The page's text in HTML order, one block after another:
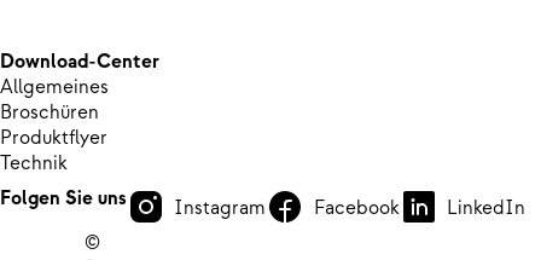
Download-Center
Allgemeines
Broschüren
Produktflyer
Technik
Folgen Sie uns
Instagram Facebook
LinkedIn
©